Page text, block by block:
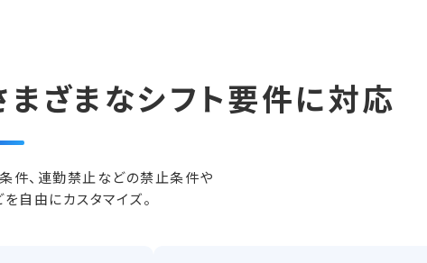
まざまなシフト要件に対応
件、連勤禁止などの禁止条件や
自由にカスタマイズ。